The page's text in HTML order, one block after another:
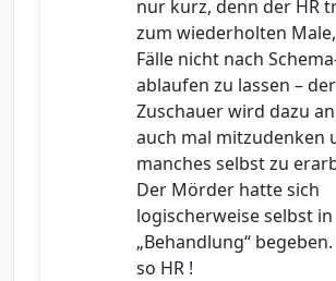
nur kurz, denn der HR
zum wiederholten
Fälle nicht nach
ablaufen zu lassen – der
Zuschauer wird dazu
auch mal mitzudenken
manches selbst zu
Der Mörder hatte sich
logischerweise selbst in
„Behandlung“
so HR !